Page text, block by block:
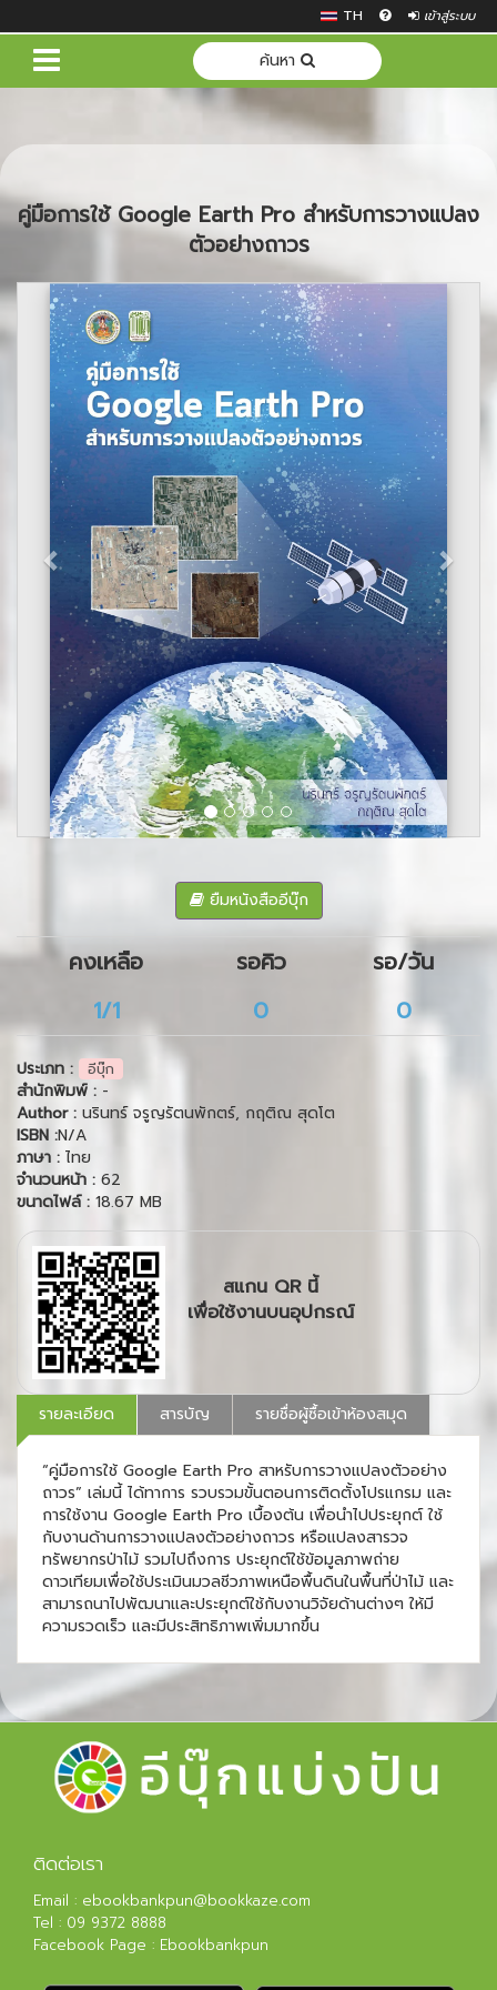
TH เข้าสู่ระบบ
ค้นหา
คู่มือการใช้ Google Earth Pro สำหรับการวางแปลง
ตัวอย่างถาวร
Previous Next
ยืมหนังสืออีบุ๊ก
คงเหลือ รอคิว
รอ/วัน
1/1
0 0
ประเภท : อีบุ๊ก
สำนักพิมพ์ : -
Author : นรินทร์ จรูญรัตนพักตร์, กฤติณ สุดโต
ISBN :N/A
ภาษา : ไทย
จำนวนหน้า : 62
ขนาดไฟล์ : 18.67 MB
สแกน QR นี้
เพื่อใช้งานบนอุปกรณ์
รายละเอียด สารบัญ รายชื่อผู้ซื้อเข้าห้องสมุด
“คู่มือการใช้ Google Earth Pro สาหรับการวางแปลงตัวอย่าง
ถาวร” เล่มนี้ ได้ทาการ รวบรวมขั้นตอนการติดตั้งโปรแกรม และ
การใช้งาน Google Earth Pro เบื้องต้น เพื่อนำไปประยุกต์ ใช้
กับงานด้านการวางแปลงตัวอย่างถาวร หรือแปลงสารวจ
ทรัพยากรป่าไม้ รวมไปถึงการ ประยุกต์ใช้ข้อมูลภาพถ่าย
ดาวเทียมเพื่อใช้ประเมินมวลชีวภาพเหนือพื้นดินในพื้นที่ป่าไม้ และ
สามารถนาไปพัฒนาและประยุกต์ใช้กับงานวิจัยด้านต่างๆ ให้มี
ความรวดเร็ว และมีประสิทธิภาพเพิ่มมากขึ้น
ติดต่อเรา
Email : ebookbankpun@bookkaze.com
Tel : 09 9372 8888
Facebook Page : Ebookbankpun